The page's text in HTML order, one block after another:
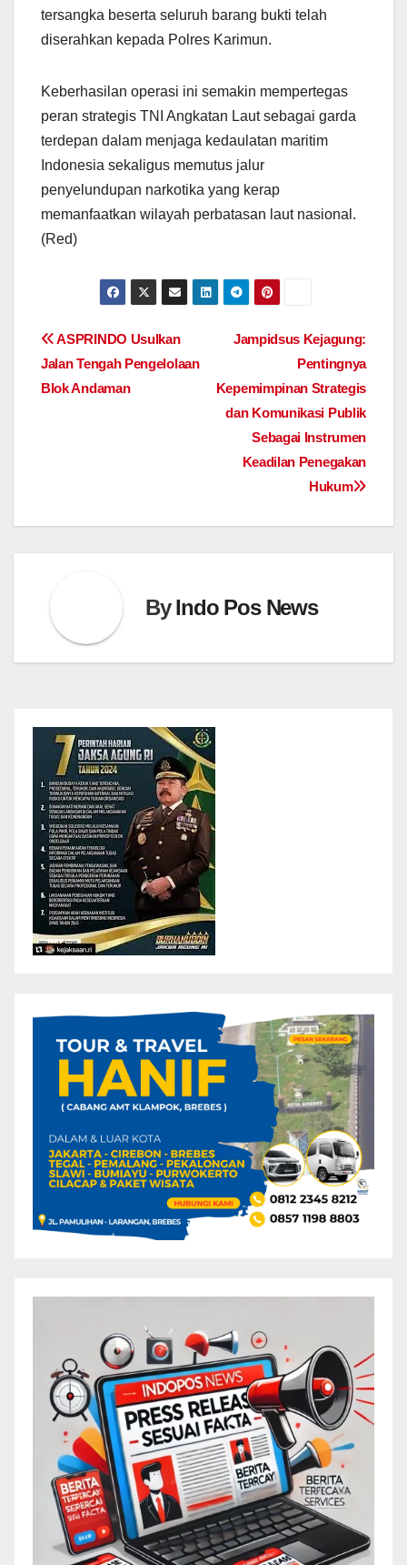
tersangka beserta seluruh barang bukti telah
diserahkan kepada Polres Karimun.
Keberhasilan operasi ini semakin mempertegas
peran strategis TNI Angkatan Laut sebagai garda
terdepan dalam menjaga kedaulatan maritim
Indonesia sekaligus memutus jalur
penyelundupan narkotika yang kerap
memanfaatkan wilayah perbatasan laut nasional.
(Red)
Post
navigation
Jampidsus Kejagung:
Pentingnya
Kepemimpinan Strategis
dan Komunikasi Publik
Sebagai Instrumen
Keadilan Penegakan
Hukum
ASPRINDO Usulkan
Jalan Tengah Pengelolaan
Blok Andaman
ByIndo Pos News